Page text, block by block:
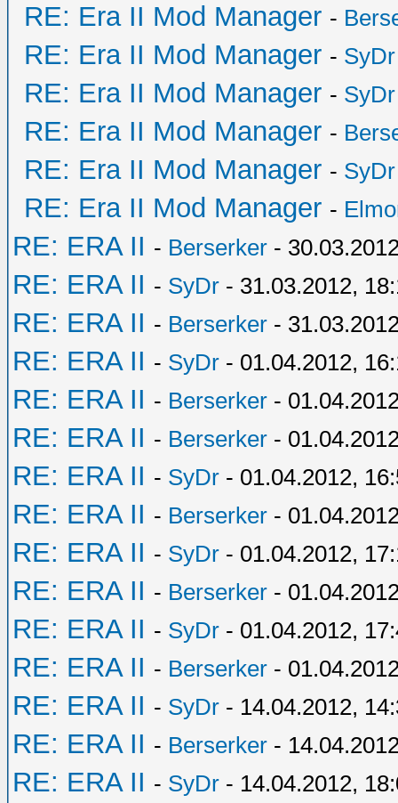
RE: Era II Mod Manager -
RE: Era II Mod Manager - SyDr
RE: Era II Mod Manager - SyDr
RE: Era II Mod Manager -
RE: Era II Mod Manager - SyDr
RE: Era II Mod Manager -
RE: ERA II - Berserker -
RE: ERA II - SyDr - 31.03.2012,
RE: ERA II - Berserker -
RE: ERA II - SyDr - 01.04.2012,
RE: ERA II - Berserker -
RE: ERA II - Berserker -
RE: ERA II - SyDr - 01.04.2012,
RE: ERA II - Berserker -
RE: ERA II - SyDr - 01.04.2012,
RE: ERA II - Berserker -
RE: ERA II - SyDr - 01.04.2012,
RE: ERA II - Berserker -
RE: ERA II - SyDr - 14.04.2012,
RE: ERA II - Berserker -
RE: ERA II - SyDr - 14.04.2012,